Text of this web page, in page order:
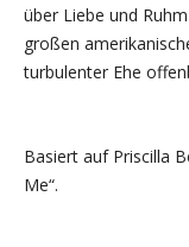
über Liebe und
großen
turbulenter Ehe
Basiert auf Priscilla
Me“.